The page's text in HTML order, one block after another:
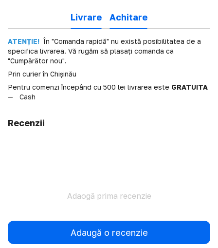
Livrare Achitare
ATENȚIE! În "Comanda rapidă" nu există posibilitatea de a
specifica livrarea. Vă rugăm să plasați comanda ca
"Cumpărător nou".
Prin curier în Chișinău
Pentru comenzi începând cu 500 lei livrarea este GRATUITA
Cash
Recenzii
Adaogă prima recenzie
Adaugă o recenzie